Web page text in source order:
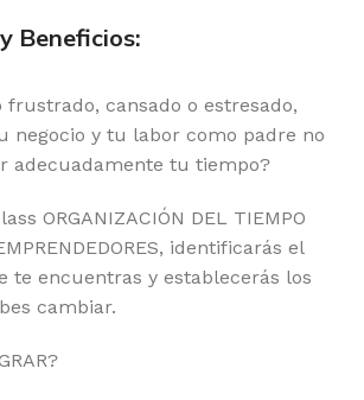
Beneficios:
frustrado, cansado o estresado,
negocio y tu labor como padre no
adecuadamente tu tiempo?
ORGANIZACIÓN DEL TIEMPO
identificarás el
te encuentras y establecerás los
cambiar.